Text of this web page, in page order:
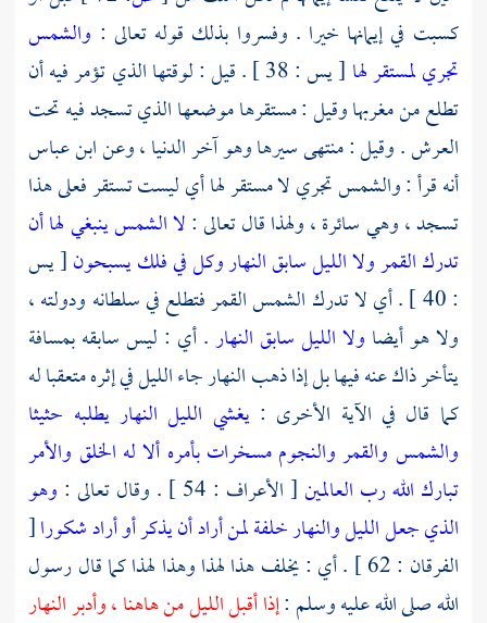
كسبت في إيمانها خيرا . وفسروا بذلك قوله تعالى : والشمس
تجري لمستقر لها
[ يس : 38 ] . قيل : لوقتها الذي تؤمر فيه أن
تطلع من مغربها وقيل : مستقرها موضعها الذي تسجد فيه تحت
العرش . وقيل : منتهى سيرها وهو آخر الدنيا ، وعنابن عباس
أنه قرأ : والشمس تجري لا مستقر لها أي ليست تستقر فعلى هذا
تسجد ، وهي سائرة ، ولهذا قال تعالى :لا الشمس ينبغي لها أن
تدرك القمر ولا الليل سابق النهار وكل في فلك يسبحون[ يس
: 40 ] . أي لا تدرك الشمس القمر فتطلع في سلطانه ودولته ،
ولا هو أيضا ولا الليل سابق النهار. أي : ليس سابقه بمسافة
يتأخر ذاك عنه فيها بل إذا ذهب النهار جاء الليل في إثره متعقبا له
كما قال في الآية الأخرى :يغشي الليل النهار يطلبه حثيثا
والشمس والقمر والنجوم مسخرات بأمره ألا له الخلق والأمر
تبارك الله رب العالمين[ الأعراف : 54 ] . وقال تعالى :
وهو
الذي جعل الليل والنهار خلفة لمن أراد أن يذكر أو أراد شكورا[
الفرقان : 62 ] . أي : يخلف هذا لهذا وهذا لهذا كما قال رسول
الله صلى الله عليه وسلم :إذا أقبل الليل من هاهنا ، وأدبر النهار